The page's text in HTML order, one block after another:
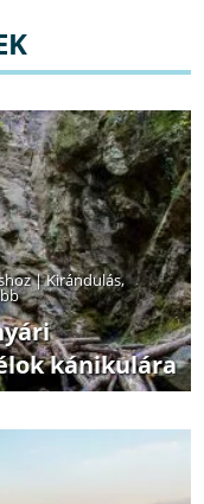
|Kirándulás,
kánikulára